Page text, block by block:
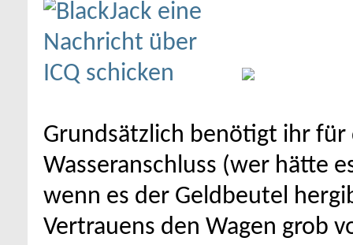
Grundsätzlich benötigt ihr für
Wasseranschluss (wer hätte
wenn es der Geldbeutel
Vertrauens den Wagen grob